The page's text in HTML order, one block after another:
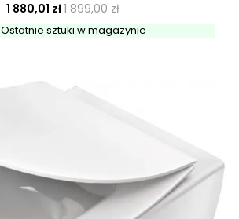
1 880,01 zł1 899,00 zł
Ostatnie sztuki w magazynie